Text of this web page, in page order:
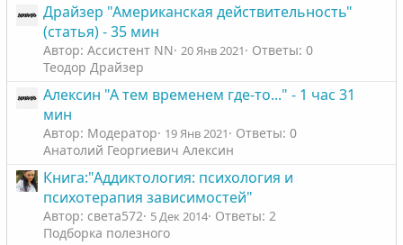
Драйзер "Американская действительность"
(статья) - 35 мин
Автор: Ассистент NN 20 Янв 2021
Ответы: 0
Теодор Драйзер
Алексин "А тем временем где-то..." - 1 час 31
мин
Автор: Модератор 19 Янв 2021
Ответы: 0
Анатолий Георгиевич Алексин
Книга:"Аддиктология: психология и
психотерапия зависимостей"
Автор: света572 5 Дек 2014 Ответы: 2
Подборка полезного